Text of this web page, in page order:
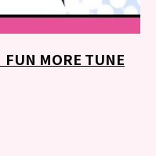
MORE TUNE